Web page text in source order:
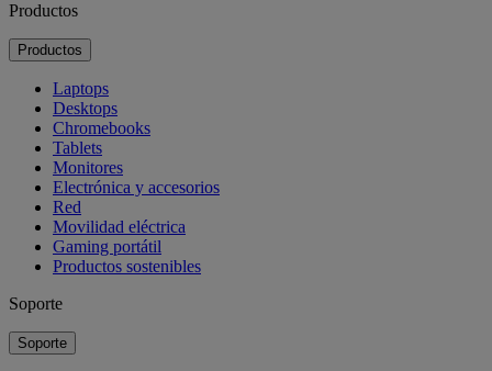
Productos
Productos
Laptops
Desktops
Chromebooks
Tablets
Monitores
Electrónica y accesorios
Red
Movilidad eléctrica
Gaming portátil
Productos sostenibles
Soporte
Soporte